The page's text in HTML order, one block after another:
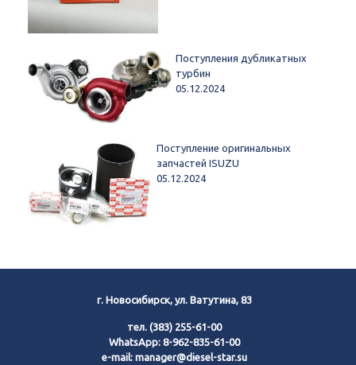
Поступления дубликатных
турбин
05.12.2024
Поступление оригинальных
запчастей ISUZU
05.12.2024
г. Новосибирск, ул. Ватутина, 83
тел. (383) 255-61-00
WhatsApp: 8-962-835-61-00
e-mail: manager@diesel-star.su